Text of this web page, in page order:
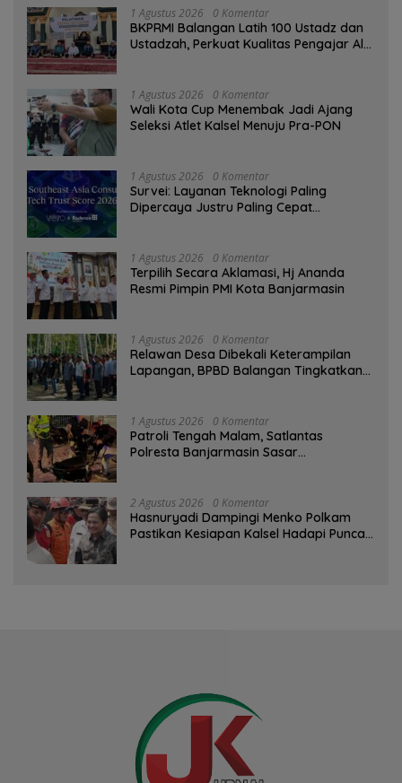
1 Agustus 2026 0 Komentar
BKPRMI Balangan Latih 100 Ustadz dan
Ustadzah, Perkuat Kualitas Pengajar Al-
1 Agustus 2026 0 Komentar
Wali Kota Cup Menembak Jadi Ajang
Seleksi Atlet Kalsel Menuju Pra-PON
1 Agustus 2026 0 Komentar
Survei: Layanan Teknologi Paling
Dipercaya Justru Paling Cepat
1 Agustus 2026 0 Komentar
‎Terpilih Secara Aklamasi, Hj Ananda
Resmi Pimpin PMI Kota Banjarmasin
1 Agustus 2026 0 Komentar
Relawan Desa Dibekali Keterampilan
Lapangan, BPBD Balangan Tingkatkan
1 Agustus 2026 0 Komentar
Patroli Tengah Malam, Satlantas
Polresta Banjarmasin Sasar
2 Agustus 2026 0 Komentar
Hasnuryadi Dampingi Menko Polkam
Pastikan Kesiapan Kalsel Hadapi Puncak